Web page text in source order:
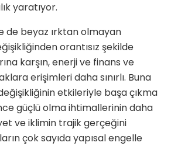
yaratıyor.
de beyaz ırktan olmayan
orantısız şekilde
karşın, enerji ve finans ve
erişimleri daha sınırlı. Buna
etkileriyle başa çıkma
güçlü olma ihtimallerinin daha
ve iklimin trajik gerçeğini
çok sayıda yapısal engelle